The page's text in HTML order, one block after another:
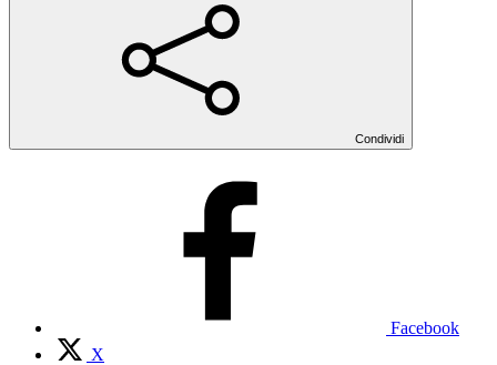
Condividi
Facebook
X